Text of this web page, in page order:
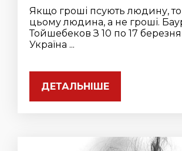
Якщо гроші псують людину,
цьому людина, а не гроші.
Тойшебеков З 10 по 17
Україна ...
ДЕТАЛЬНІШЕ